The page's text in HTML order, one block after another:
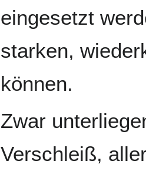
eingesetzt
starken,
können.
Zwar
Verschleiß,